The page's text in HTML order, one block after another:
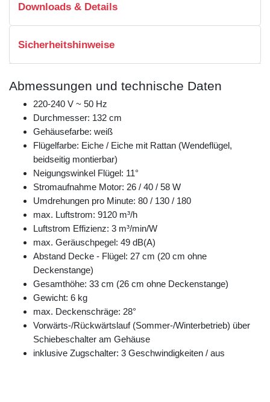
Downloads & Details
Sicherheitshinweise
Abmessungen und technische Daten
220-240 V ~ 50 Hz
Durchmesser: 132 cm
Gehäusefarbe: weiß
Flügelfarbe: Eiche / Eiche mit Rattan (Wendeflügel,
beidseitig montierbar)
Neigungswinkel Flügel: 11°
Stromaufnahme Motor: 26 / 40 / 58 W
Umdrehungen pro Minute: 80 / 130 / 180
max. Luftstrom: 9120 m³/h
Luftstrom Effizienz: 3 m³/min/W
max. Geräuschpegel: 49 dB(A)
Abstand Decke - Flügel: 27 cm (20 cm ohne
Deckenstange)
Gesamthöhe: 33 cm (26 cm ohne Deckenstange)
Gewicht: 6 kg
max. Deckenschräge: 28°
Vorwärts-/Rückwärtslauf (Sommer-/Winterbetrieb) über
Schiebeschalter am Gehäuse
inklusive Zugschalter: 3 Geschwindigkeiten / aus